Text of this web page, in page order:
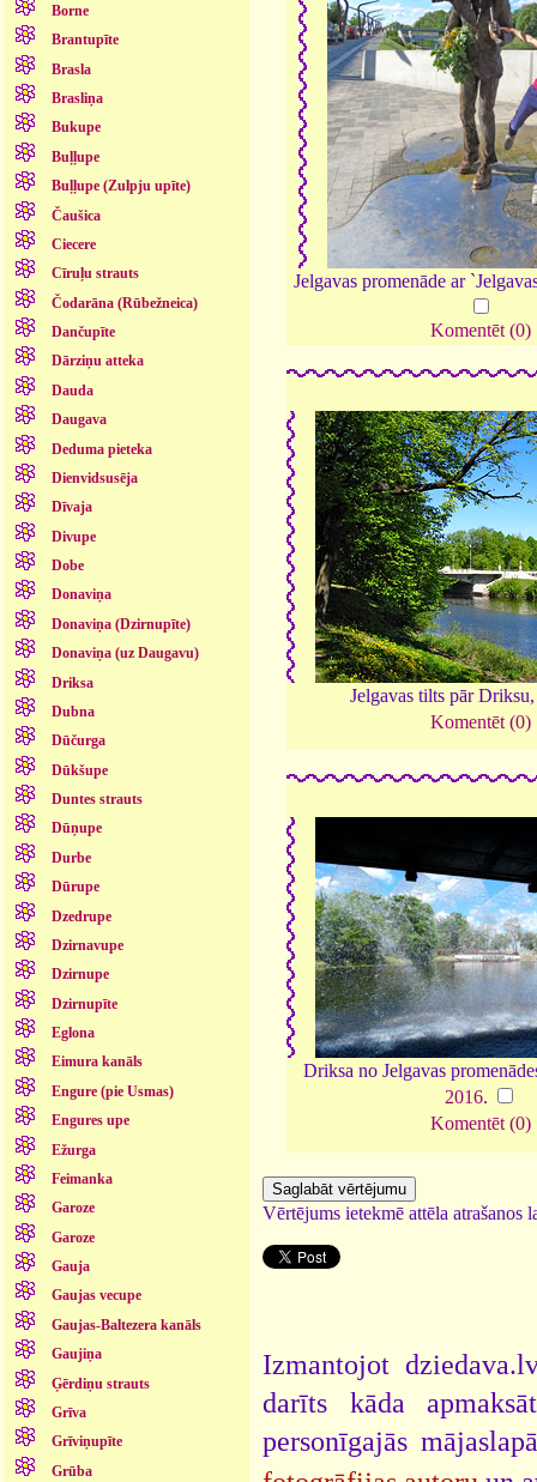
Borne
Brantupīte
Brasla
Brasliņa
Bukupe
Buļļupe
Buļļupe (Zulpju upīte)
Čaušica
Ciecere
Cīruļu strauts
Čodarāna (Rūbežneica)
Dančupīte
Dārziņu atteka
Dauda
Daugava
Deduma pieteka
Dienvidsusēja
Dīvaja
Divupe
Dobe
Donaviņa
Donaviņa (Dzirnupīte)
Donaviņa (uz Daugavu)
Driksa
Dubna
Dūčurga
Dūkšupe
Duntes strauts
Dūņupe
Durbe
Dūrupe
Dzedrupe
Dzirnavupe
Dzirnupe
Dzirnupīte
Eglona
Eimura kanāls
Engure (pie Usmas)
Engures upe
Ežurga
Feimanka
Garoze
Garoze
Gauja
Gaujas vecupe
Gaujas-Baltezera kanāls
Gaujiņa
Ģērdiņu strauts
Grīva
Grīviņupīte
Grūba
Jelgavas promenāde ar
Komentēt (0)
Jelgavas tilts pār
Komentēt (0)
Driksa no Jelgavas
2016.
Komentēt (0)
Vērtējums ietekmē attēla atrašanos
Izmantojot
darīts kāda
personīgajās